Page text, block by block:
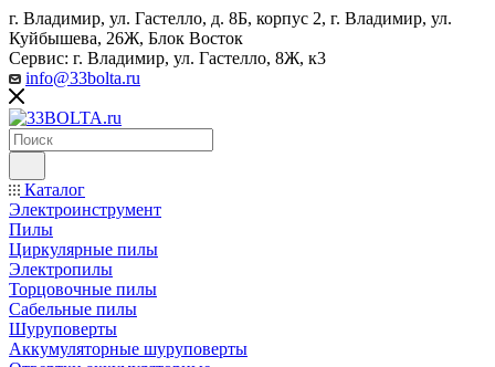
г. Владимир, ул. Гастелло, д. 8Б, корпус 2, г. Владимир, ул. ​
Куйбышева, 26Ж, Блок Восток
Сервис: г. Владимир, ул. Гастелло, 8Ж, к3
info@33bolta.ru
Каталог
Электроинструмент
Пилы
Циркулярные пилы
Электропилы
Торцовочные пилы
Сабельные пилы
Шуруповерты
Аккумуляторные шуруповерты